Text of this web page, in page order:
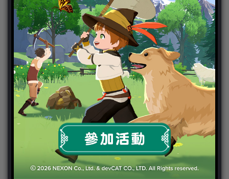
PS VITA
PS3
PS4
PSP
Wii
Wiiu
XBOX ONE
XBOX360
IOS